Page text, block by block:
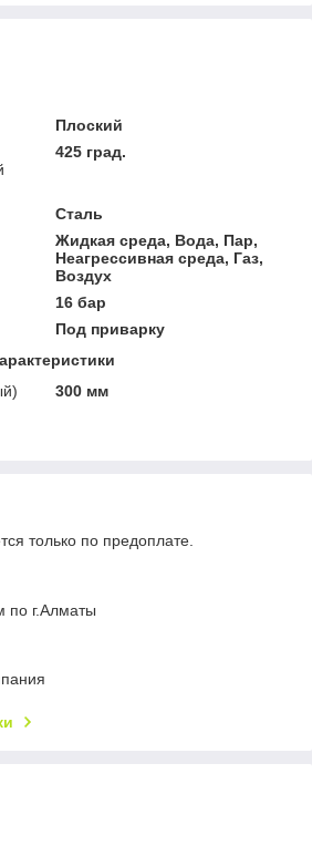
Плоский
425 град.
Сталь
Жидкая среда, Вода, Пар,
Неагрессивная среда, Газ,
Воздух
16 бар
Под приварку
300 мм
только по предоплате.
по г.Алматы